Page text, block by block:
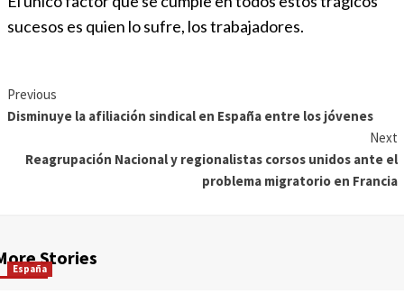
sucesos es quien lo sufre, los trabajadores.
Previous
Disminuye la afiliación sindical en España entre los jóvenes
Next
Reagrupación Nacional y regionalistas corsos unidos ante el
problema migratorio en Francia
Stories
España